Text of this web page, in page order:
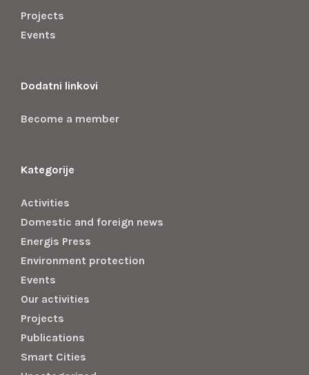
Projects
Events
Dodatni linkovi
Become a member
Kategorije
Activities
Domestic and foreign news
Energis Press
Environment protection
Events
Our activities
Projects
Publications
Smart Cities